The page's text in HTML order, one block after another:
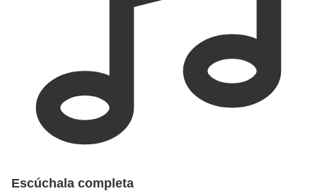
Escúchala completa